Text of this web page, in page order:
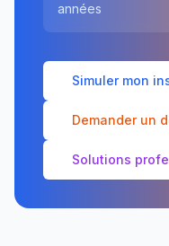
années
Simuler mon
Demander un
Solutions